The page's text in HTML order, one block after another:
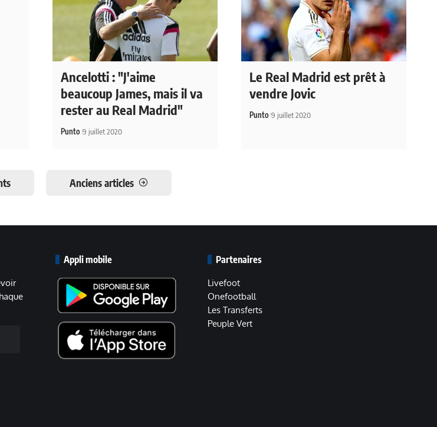
Ancelotti : "J'aime
beaucoup James, mais il va
rester au Real Madrid"
Punto 9 juillet 2020
Le Real Madrid est prêt à
vendre Jovic
Punto 9 juillet 2020
Anciens articles
Appli mobile Partenaires
Livefoot
Onefootball
Les Transferts
Peuple Vert